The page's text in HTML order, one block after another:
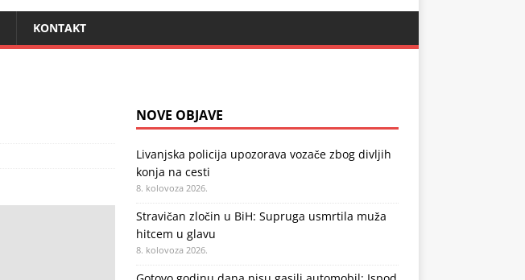
KONTAKT
NOVE OBJAVE
Livanjska policija upozorava vozače zbog divljih
konja na cesti
8. kolovoza 2026.
Stravičan zločin u BiH: Supruga usmrtila muža
hitcem u glavu
8. kolovoza 2026.